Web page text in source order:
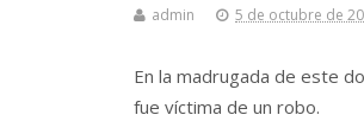
admin 5 de octubre de
En la madrugada de este
fue víctima de un robo.